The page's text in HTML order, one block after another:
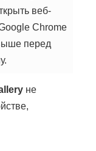
веб-
Chrome
перед
не